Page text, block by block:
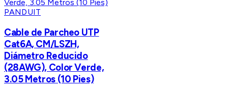
PANDUIT
Cable de Parcheo UTP
Cat6A, CM/LSZH,
Diámetro Reducido
(28AWG), Color Verde,
3.05 Metros (10 Pies)